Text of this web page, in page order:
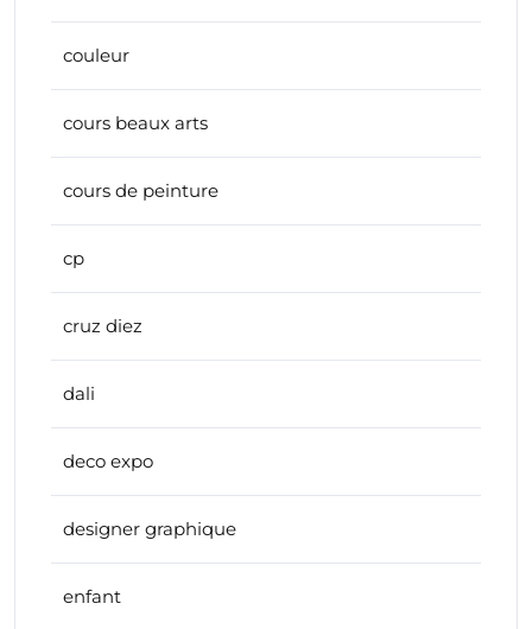
couleur
cours beaux arts
cours de peinture
cp
cruz diez
dali
deco expo
designer graphique
enfant